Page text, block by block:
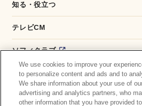
知る・役立つ
テレビCM
ソフィクラブ
かんたん応募サービス
ダイレクトショップ
We use cookies to improve your
to personalize content and ads and to
We share information about your use of
advertising and analytics partners, who
other information that you have provided